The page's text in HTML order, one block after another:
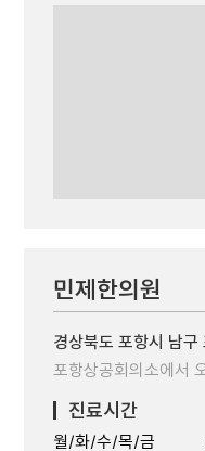
민제한의원
경상북도 포항시 남
포항상공회의소에서
진료시간
월/화/수/목/금